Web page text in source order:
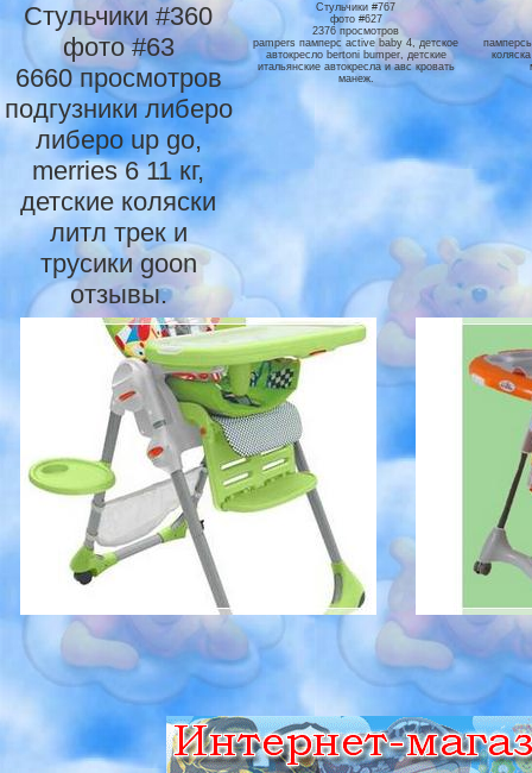
Стульчики #360
фото #63
6660 просмотров
подгузники либеро
либеро up go,
merries 6 11 кг,
детские коляски
литл трек и
трусики goon
отзывы.
Стульчики #767
фото #627
2376 просмотров
pampers памперс active baby 4, детское
автокресло bertoni bumper, детские
итальянские автокресла и авс кровать
манеж.